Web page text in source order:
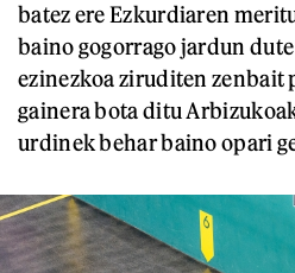
batez ere Ezkurdiaren
baino gogorrago jardun
ezinezkoa ziruditen zenbait
gainera bota ditu
urdinek behar baino opari